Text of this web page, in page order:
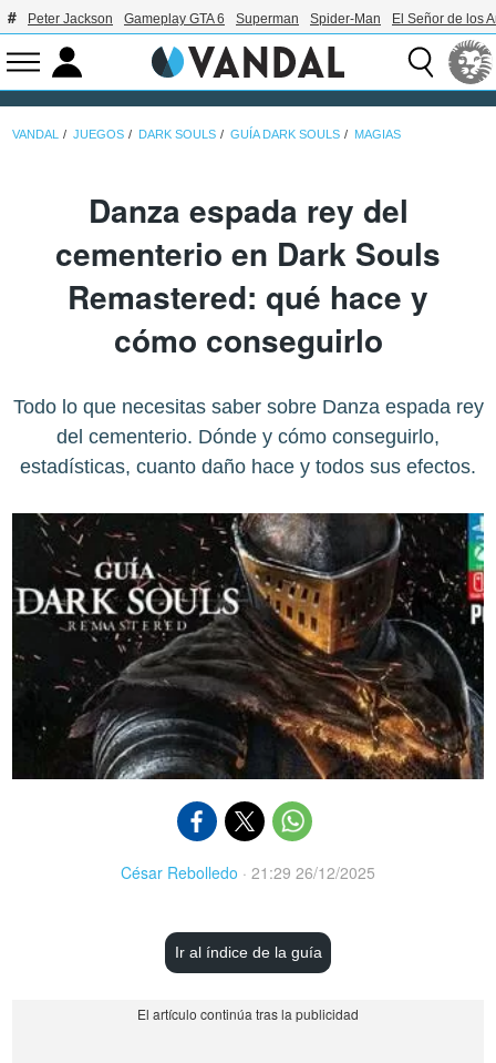
Peter Jackson Gameplay GTA 6 Superman Spider-Man El Señor de los
VANDAL JUEGOS DARK SOULS GUÍA DARK SOULS MAGIAS
Danza espada rey del
cementerio en Dark Souls
Remastered: qué hace y
cómo conseguirlo
Todo lo que necesitas saber sobre Danza espada rey
del cementerio. Dónde y cómo conseguirlo,
estadísticas, cuanto daño hace y todos sus efectos.
César Rebolledo · 21:29 26/12/2025
Ir al índice de la guía